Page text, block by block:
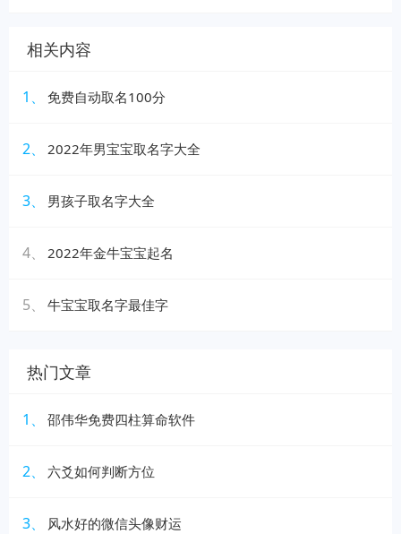
相关内容
1、 免费自动取名100分
2、 2022年男宝宝取名字大全
3、 男孩子取名字大全
4、 2022年金牛宝宝起名
5、 牛宝宝取名字最佳字
热门文章
1、 邵伟华免费四柱算命软件
2、 六爻如何判断方位
3、 风水好的微信头像财运